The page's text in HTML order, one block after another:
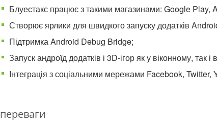
Блуестакс працює з такими магазинами: Google Play,
Створює ярлики для швидкого запуску додатків
Підтримка Android Debug Bridge;
Запуск андроїд додатків і 3D-ігор як у віконному, так
Інтеграція з соціальними мережами Facebook,
переваги